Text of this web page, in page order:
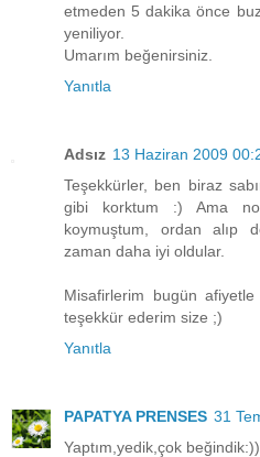
etmeden 5 dakika önce
yeniliyor.
Umarım beğenirsiniz.
Yanıtla
Adsız 13 Haziran 2009
Teşekkürler, ben biraz
gibi korktum :) Ama
koymuştum, ordan alıp
zaman daha iyi oldular.
Misafirlerim bugün
teşekkür ederim size ;)
Yanıtla
PAPATYA PRENSES 31
Yaptım,yedik,çok